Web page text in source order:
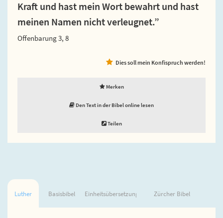
Kraft und hast mein Wort bewahrt und hast
meinen Namen nicht verleugnet.”
Offenbarung 3, 8
Dies soll mein Konfispruch werden!
Merken
Den Text in der Bibel online lesen
Teilen
Luther Basisbibel Einheitsübersetzung Zürcher Bibel